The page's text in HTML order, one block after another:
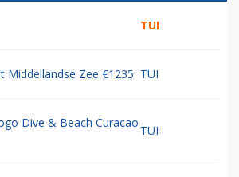
TUI
Middellandse Zee €1235 TUI
Dive & Beach Curacao
TUI